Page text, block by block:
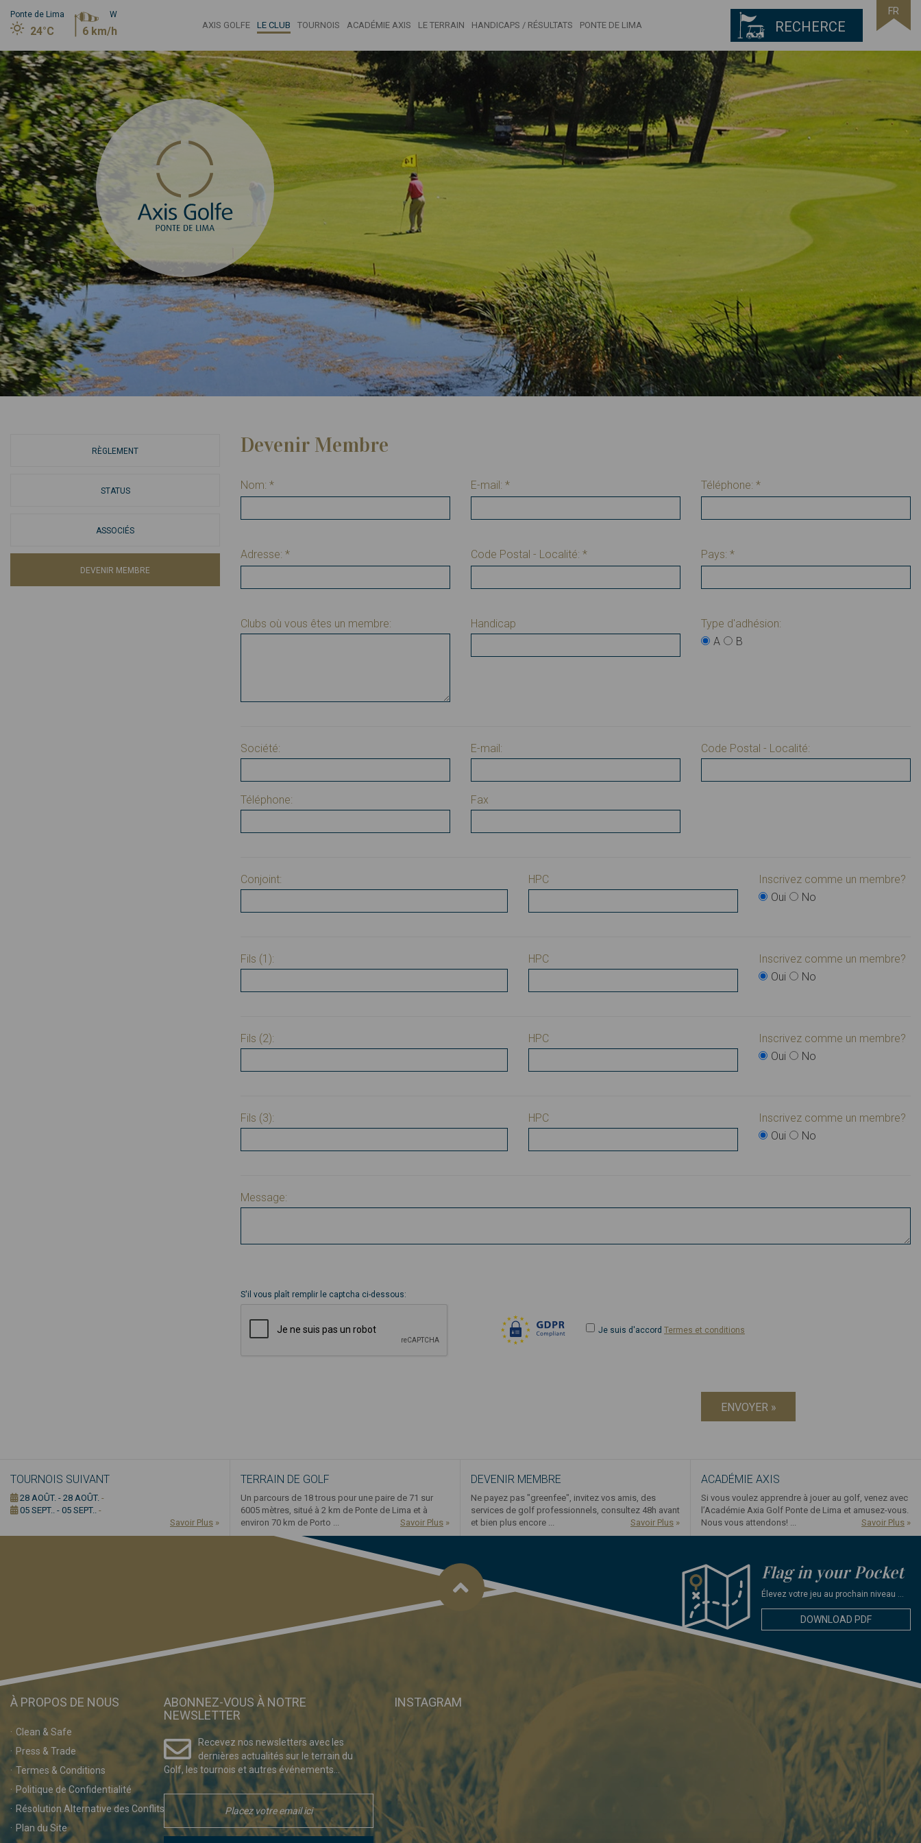
Ponte de Lima
24°C
W
6 km/h AXIS GOLFE LE CLUB TOURNOIS ACADÉMIE AXIS LE TERRAIN HANDICAPS / RÉSULTATS PONTE DE LIMA
FR
RECHERCE
RÈGLEMENT
STATUS
ASSOCIÉS
DEVENIR MEMBRE
Devenir Membre
Nom: * E-mail: * Téléphone: *
Adresse: * Code Postal - Localité: * Pays: *
Clubs où vous êtes un membre: Handicap
Type d'adhésion:
A
B
Société: E-mail: Code Postal - Localité:
Téléphone: Fax
Conjoint: HPC
Inscrivez comme un membre?
Oui
No
Fils (1): HPC
Inscrivez comme un membre?
Oui
No
Fils (2): HPC
Inscrivez comme un membre?
Oui
No
Fils (3): HPC
Inscrivez comme un membre?
Oui
No
Message:
S'il vous plaît remplir le captcha ci-dessous:
Je suis d'accord Termes et conditions
ENVOYER »
TOURNOIS SUIVANT
28 AOÛT. - 28 AOÛT. -
05 SEPT.. - 05 SEPT.. -
Savoir Plus »
TERRAIN DE GOLF
Un parcours de 18 trous pour une paire de 71 sur
6005 mètres, situé à 2 km de Ponte de Lima et à
environ 70 km de Porto ...
Savoir Plus »
DEVENIR MEMBRE
Ne payez pas "greenfee", invitez vos amis, des
services de golf professionnels, consultez 48h avant
et bien plus encore ...
Savoir Plus »
ACADÉMIE AXIS
Si vous voulez apprendre à jouer au golf, venez avec
l’Académie Axia Golf Ponte de Lima et amusez-vous.
Nous vous attendons! ...
Savoir Plus »
Flag in your Pocket
Élevez votre jeu au prochain niveau ...
DOWNLOAD PDF
À PROPOS DE NOUS
Clean & Safe
Press & Trade
Termes & Conditions
Politique de Confidentialité
Résolution Alternative des Conflits
Plan du Site
ABONNEZ-VOUS À NOTRE
NEWSLETTER
Recevez nos newsletters avec les
dernières actualités sur le terrain du
Golf, les tournois et autres événements...
INSTAGRAM